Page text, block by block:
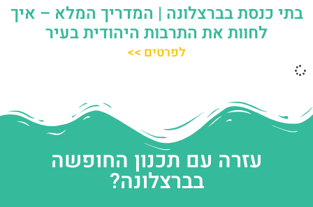
בתי כנסת בברצלונה | המדריך המלא – איך
לחוות את התרבות היהודית בעיר
לפרטים >>
עזרה עם תכנון החופשה
בברצלונה?